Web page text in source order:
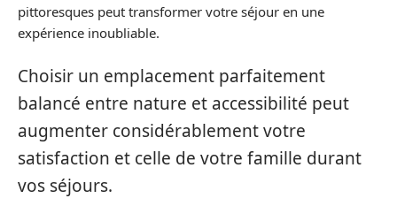
pittoresques peut transformer votre séjour en une
expérience inoubliable.
Choisir un emplacement parfaitement
balancé entre nature et accessibilité peut
augmenter considérablement votre
satisfaction et celle de votre famille durant
vos séjours.